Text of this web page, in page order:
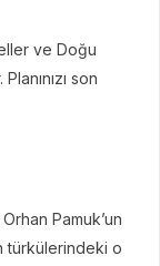
ve Doğu
son
Pamuk’un
türkülerindeki o